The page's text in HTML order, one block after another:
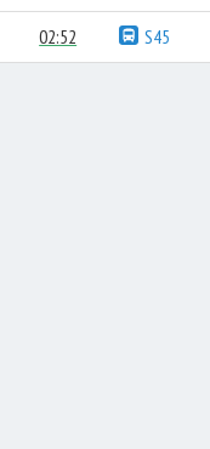
02:52 S45